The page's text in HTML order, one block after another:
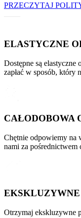
PRZECZYTAJ
ELASTYCZNE
Dostępne są elastyczne
zapłać w sposób, który
CAŁODOBOWA
Chętnie odpowiemy na
nami za pośrednictwem
EKSKLUZYWNE
Otrzymaj ekskluzywne